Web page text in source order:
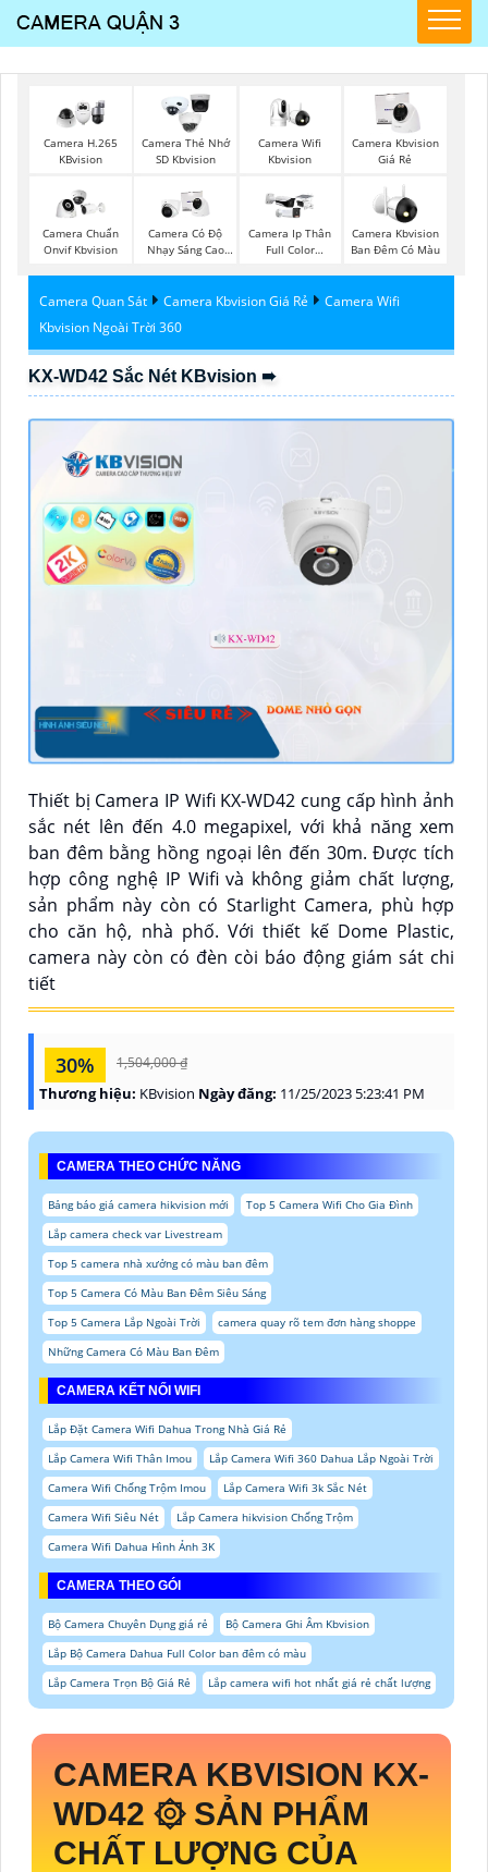
Camera H.265
KBvision
Camera Thẻ Nhớ
SD Kbvision
Camera Wifi
Kbvision
Camera Kbvision
Giá Rẻ
Camera Chuẩn
Onvif Kbvision
Camera Có Độ
Nhạy Sáng Cao
Camera Ip Thân
Full Color
Camera Kbvision
Ban Đêm Có Màu
Camera Quan Sát Camera Kbvision Giá Rẻ
Camera Wifi
Kbvision Ngoài Trời 360
KX-WD42 Sắc Nét KBvision ➠
Thiết bị Camera IP Wifi KX-WD42 cung cấp hình ảnh
sắc nét lên đến 4.0 megapixel, với khả năng xem
ban đêm bằng hồng ngoại lên đến 30m. Được tích
hợp công nghệ IP Wifi và không giảm chất lượng,
sản phẩm này còn có Starlight Camera, phù hợp
cho căn hộ, nhà phố. Với thiết kế Dome Plastic,
camera này còn có đèn còi báo động giám sát chi
tiết
30% 1,504,000 ₫
Thương hiệu: KBvision Ngày đăng: 11/25/2023 5:23:41 PM
CAMERA THEO CHỨC NĂNG
Bảng báo giá camera hikvision mới
Top 5 Camera Wifi Cho Gia Đình
Lắp camera check var Livestream
Top 5 camera nhà xưởng có màu ban đêm
Top 5 Camera Có Màu Ban Đêm Siêu Sáng
Top 5 Camera Lắp Ngoài Trời
camera quay rõ tem đơn hàng shoppe
Những Camera Có Màu Ban Đêm
CAMERA KẾT NỐI WIFI
Lắp Đặt Camera Wifi Dahua Trong Nhà Giá Rẻ
Lắp Camera Wifi Thân Imou
Lắp Camera Wifi 360 Dahua Lắp Ngoài Trời
Camera Wifi Chống Trộm Imou
Lắp Camera Wifi 3k Sắc Nét
Camera Wifi Siêu Nét
Lắp Camera hikvision Chống Trộm
Camera Wifi Dahua Hình Ảnh 3K
CAMERA THEO GÓI
Bộ Camera Chuyên Dụng giá rẻ
Bộ Camera Ghi Âm Kbvision
Lắp Bộ Camera Dahua Full Color ban đêm có màu
Lắp Camera Trọn Bộ Giá Rẻ
Lắp camera wifi hot nhất giá rẻ chất lượng
CAMERA KBVISION KX-
WD42 ۞ SẢN PHẨM
CHẤT LƯỢNG CỦA